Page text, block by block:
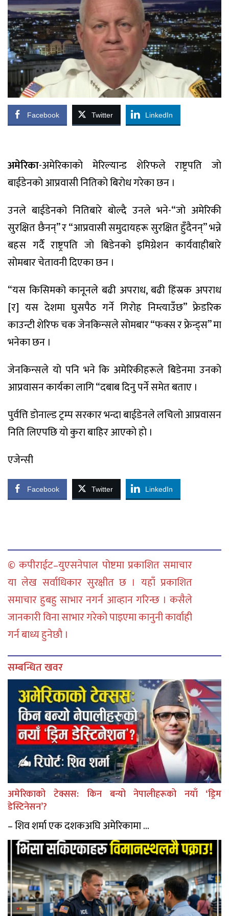
Facebook Twitter LinkedIn
अमेरिका-अमेरिकाकाे मेरिल्यान्ड शेरिफले राष्ट्रपति जाे
बाईडेनकाे आप्रवासी नितिकाे बिराेध गरेका छन ।
उनले बाईडेनकाे नितिबारे बाेल्दै उनले भने-“जो अमेरिकी
सुरक्षित छैनन्” र “आप्रवासी समुदायहरू सुरक्षित हुँदैनन्” भन्ने
बहस गर्दै राष्ट्रपति जो बिडेनको इमिग्रेशन कार्यवाहीबारे
सोमबार चेतावनी दिएका छन ।
“यस किसिमको कानूनले बढी अपराध, बढी हिंस्रक अपराध
[र] यस देशमा घुसपैठ गर्ने गिरोह निम्त्याउँछ” फ्रेडरिक
काउन्टी शेरिफ चक जेनकिन्सले सोमबार “फक्स र फ्रेन्ड्स” मा
भनेका छन ।
जेनकिन्सले यो पनि भने कि अमेरिकीहरूले बिडेनमा उनको
आप्रवासन कार्यका लागि “दबाब दिनु पर्ने समेत बताए ।
पुर्वत्ति डाेनाल्ड ट्रम्प सरकार भन्दा बाईडेनले लचिलाे आप्रवासन
निति लिएपछि याे कुरा बाहिर आएकाे हाे ।
एजेन्सी
Facebook Twitter LinkedIn
© कपीराईट–युएसनेपाल पोष्टमा प्रकाशित समाचार
या लेख सर्वाधिकार सुरक्षीत छ । यहाँ प्रकाशित
समाचार हुबहु साभार नगर्न आव्हान गरिन्छ । कसैले
जानकारी विना साभार गरेको पाइएमा कानुनी कार्वाही
गर्न बाध्य हुनेछौ ।
सम्बन्धित खवर
अमेरिकाको टेक्सस: किन बन्यो नेपालीहरूको नयाँ ‘ड्रिम
डेस्टिनेसन’?
– शिव शर्मा एक दशकअघि अमेरिकामा ...